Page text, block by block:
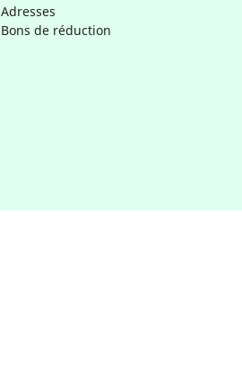
Adresses
Bons de réduction